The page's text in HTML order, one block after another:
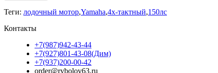
Теги: лодочный мотор,Yamaha,4х-тактный,150лс
Контакты
+7(987)942-43-44
+7(927)801-43-08(Дим)
+7(937)200-00-42
order@rybolov63.ru